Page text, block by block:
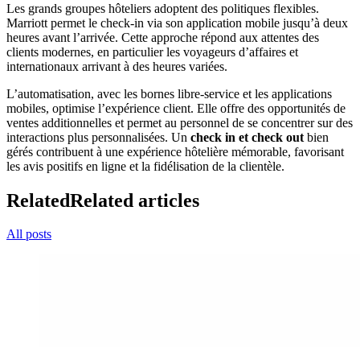
Les grands groupes hôteliers adoptent des politiques flexibles.
Marriott permet le check-in via son application mobile jusqu’à deux
heures avant l’arrivée. Cette approche répond aux attentes des
clients modernes, en particulier les voyageurs d’affaires et
internationaux arrivant à des heures variées.
L’automatisation, avec les bornes libre-service et les applications
mobiles, optimise l’expérience client. Elle offre des opportunités de
ventes additionnelles et permet au personnel de se concentrer sur des
interactions plus personnalisées. Un check in et check out bien
gérés contribuent à une expérience hôtelière mémorable, favorisant
les avis positifs en ligne et la fidélisation de la clientèle.
RelatedRelated articles
All posts